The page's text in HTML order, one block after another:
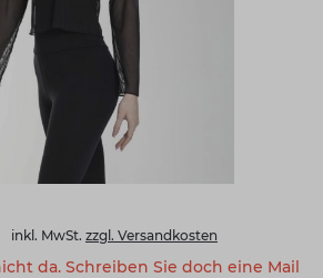
inkl. MwSt. zzgl. Versandkosten
da. Schreiben Sie doch eine Mail